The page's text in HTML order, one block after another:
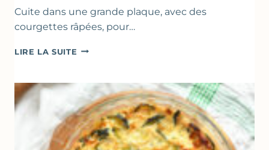
Cuite dans une grande plaque, avec des
courgettes râpées, pour…
LIRE LA SUITE FARINATA
ÉPAISSE
À
LA
FARINE
DE
POIS